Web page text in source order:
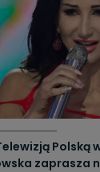
Polską
zaprasza